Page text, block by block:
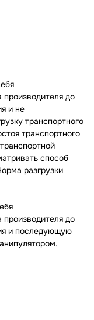
производителя до
и не
транспортного
транспортного
способ
разгрузки
производителя до
и последующую